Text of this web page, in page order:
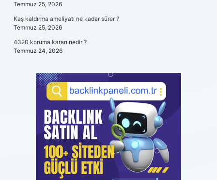
Temmuz 25, 2026
Kaş kaldırma ameliyatı ne kadar sürer ?
Temmuz 25, 2026
4320 koruma kararı nedir ?
Temmuz 24, 2026